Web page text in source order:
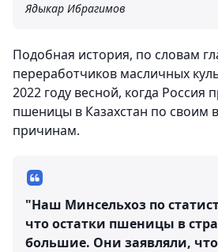
Ядыкар Ибрагимов
Подобная история, по словам
переработчиков масличных
2022 году весной, когда Россия
пшеницы в Казахстан по своим
причинам.
"Наш Минсельхоз по
что остатки пшеницы в
большие. Они заявляли, что